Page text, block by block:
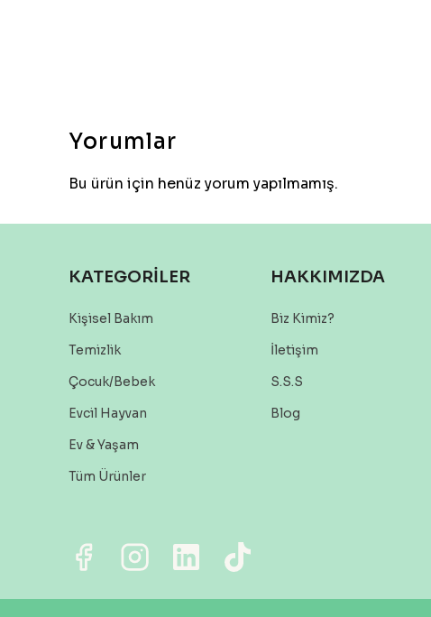
Yorumlar
Bu ürün için henüz yorum yapılmamış.
KATEGORİLER
Kişisel Bakım
Temizlik
Çocuk/Bebek
Evcil Hayvan
Ev & Yaşam
Tüm Ürünler
HAKKIMIZDA
Biz Kimiz?
İletişim
S.S.S
Blog